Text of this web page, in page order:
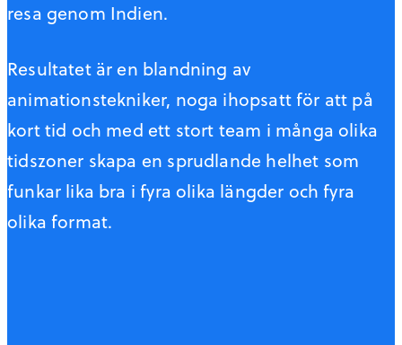
resa genom Indien.
Resultatet är en blandning av
animationstekniker, noga ihopsatt för att på
kort tid och med ett stort team i många olika
tidszoner skapa en sprudlande helhet som
funkar lika bra i fyra olika längder och fyra
olika format.